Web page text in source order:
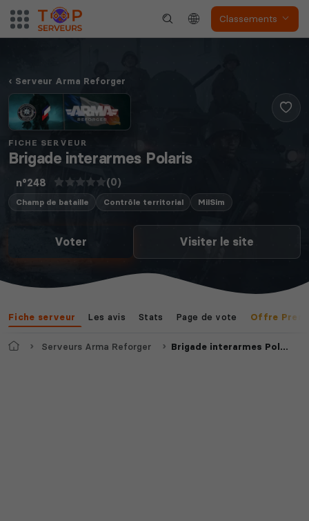
Classements
Serveur Arma Reforger
FICHE SERVEUR
Brigade interarmes Polaris
n°248 (0)
Champ de bataille Contrôle territorial MilSim
Voter Visiter le site
Fiche serveur Les avis Stats Page de vote Offre
AccueilServeurs Arma Reforger Brigade interarmes Polaris